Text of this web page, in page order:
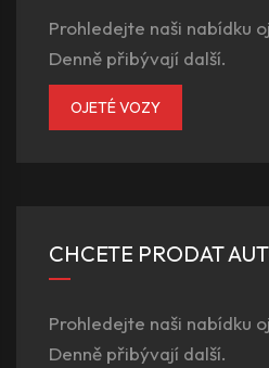
Prohledejte naši nabídku
Denně přibývají další.
OJETÉ VOZY
CHCETE PRODAT
Prohledejte naši nabídku
Denně přibývají další.